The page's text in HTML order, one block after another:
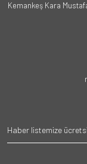
Kemankeş Kara